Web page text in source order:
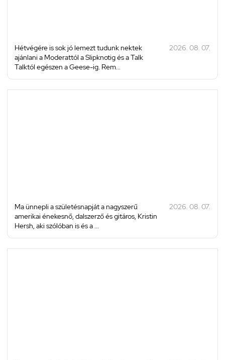
Hétvégére is sok jó lemezt tudunk nektek
ajánlani a Moderattól a Slipknotig és a Talk
Talktól egészen a Geese-ig. Rem...
2026. 08. 07.
Ma ünnepli a születésnapját a nagyszerű
amerikai énekesnő, dalszerző és gitáros, Kristin
Hersh, aki szólóban is és a ...
2026. 08. 07.